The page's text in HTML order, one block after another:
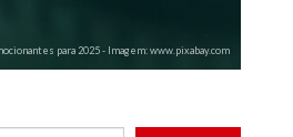
para 2025 - Imagem: www.pixabay.com